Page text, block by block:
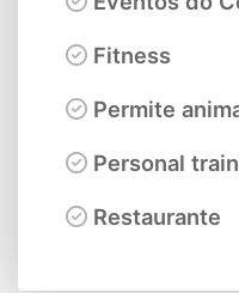
Fitness
Permite
Personal
Restaurante